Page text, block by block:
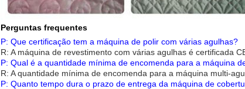
Perguntas frequentes
P: Que certificação tem a máquina de polir com várias agulhas?
R: A máquina de revestimento com várias agulhas é certificada
P: Qual é a quantidade mínima de encomenda para a máquina
R: A quantidade mínima de encomenda para a máquina multi-
P: Quanto tempo dura o prazo de entrega da máquina de